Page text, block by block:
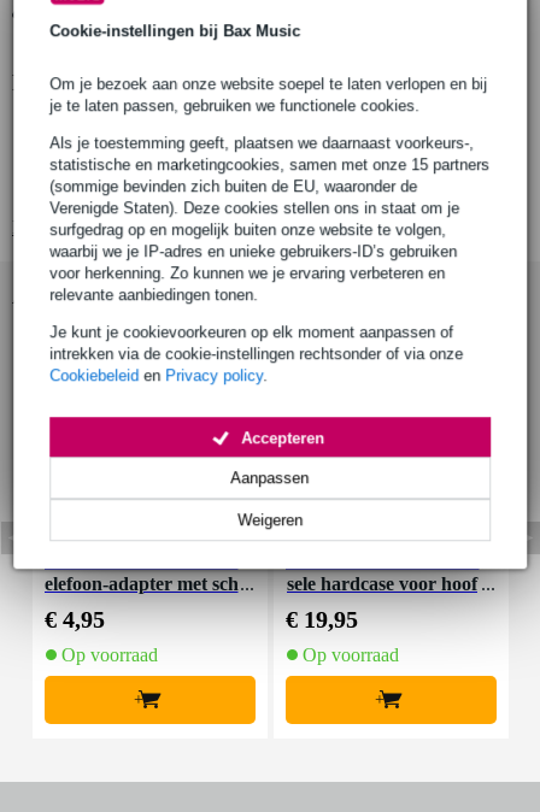
Cookie-instellingen bij Bax Music
Om je bezoek aan onze website soepel te laten verlopen en bij
je te laten passen, gebruiken we functionele cookies.
Als je toestemming geeft, plaatsen we daarnaast voorkeurs-,
statistische en marketingcookies, samen met onze 15 partners
(sommige bevinden zich buiten de EU, waaronder de
Verenigde Staten). Deze cookies stellen ons in staat om je
surfgedrag op en mogelijk buiten onze website te volgen,
waarbij we je IP-adres en unieke gebruikers-ID’s gebruiken
voor herkenning. Zo kunnen we je ervaring verbeteren en
relevante aanbiedingen tonen.
Je kunt je cookievoorkeuren op elk moment aanpassen of
intrekken via de cookie-instellingen rechtsonder of via onze
Cookiebeleid en Privacy policy.
Weigeren
Aanpassen
Accepteren
Productinformatie
merk: Sennheiser
type: PADDING SET FOR HD/HMD 300 PRO
Bekijk alle productspecificaties
Accessoires (9)
elefoon-adapter met sch
€ 4,95
Op voorraad
+
sele hardcase voor hoof
€ 19,95
Op voorraad
+